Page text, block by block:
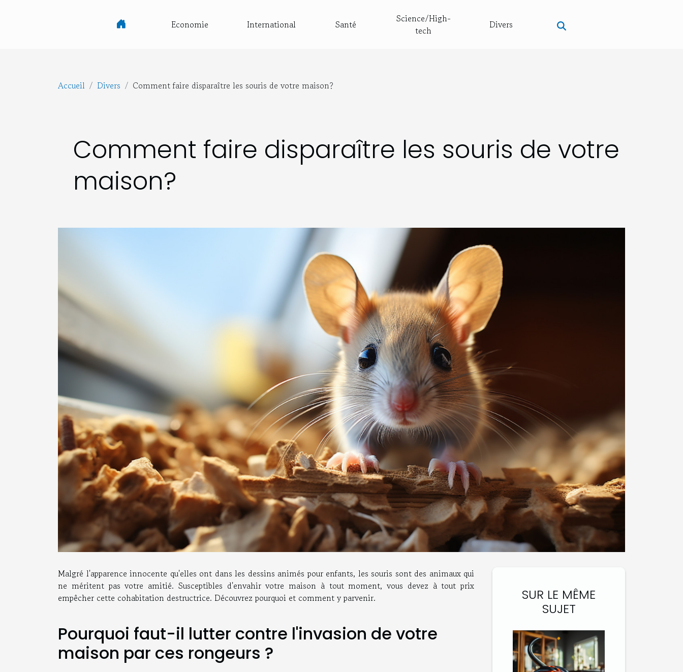
Economie International Santé
Science/High-
tech
Divers
Accueil Divers Comment faire disparaître les souris de votre maison?
Comment faire disparaître les souris de votre
maison?
Malgré l'apparence innocente qu'elles ont dans les dessins animés pour enfants, les souris sont des animaux qui
ne méritent pas votre amitié. Susceptibles d'envahir votre maison à tout moment, vous devez à tout prix
empêcher cette cohabitation destructrice. Découvrez pourquoi et comment y parvenir.
Pourquoi faut-il lutter contre l'invasion de votre
maison par ces rongeurs ?
SUR LE MÊME
SUJET